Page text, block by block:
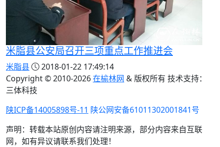
米脂县公安局召开三项重点工作推进会
米脂县
2018-01-22 17:49:14
Copyright © 2010-2026在榆林网 & 版权所有 技术支持：
三体科技
陕ICP备14005898号-11 陕公网安备61011302001841号
声明：转载本站原创内容请注明来源，部分内容来自互联
网，如有异议请联系我们处理！